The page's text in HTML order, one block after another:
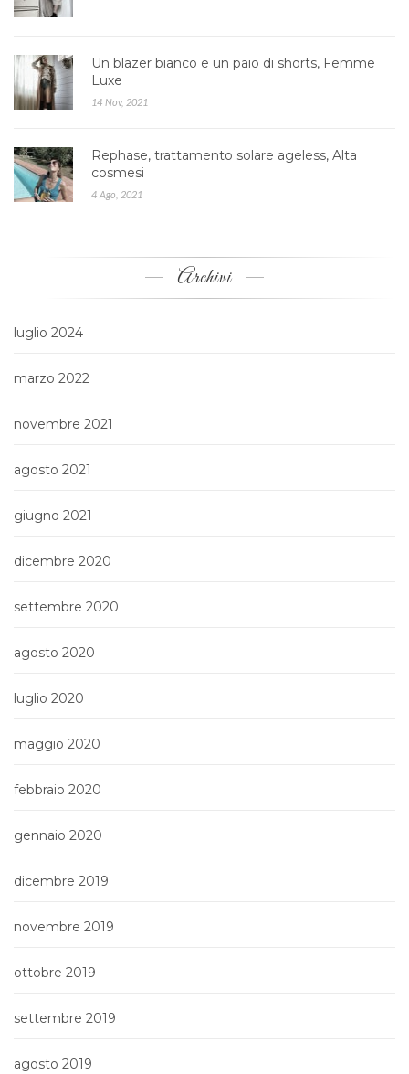
Un blazer bianco e un paio di shorts, Femme
Luxe
14 Nov, 2021
Rephase, trattamento solare ageless, Alta
cosmesi
4 Ago, 2021
Archivi
luglio 2024
marzo 2022
novembre 2021
agosto 2021
giugno 2021
dicembre 2020
settembre 2020
agosto 2020
luglio 2020
maggio 2020
febbraio 2020
gennaio 2020
dicembre 2019
novembre 2019
ottobre 2019
settembre 2019
agosto 2019